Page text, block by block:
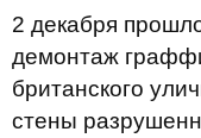
2 декабря
демонтаж
британского
стены